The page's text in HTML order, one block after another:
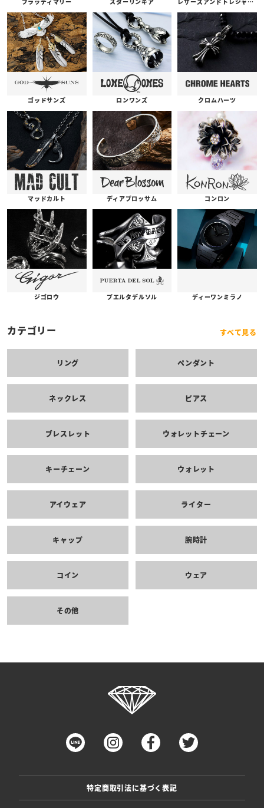
ゴッドサンズ ロンワンズ クロムハーツ
マッドカルト ディアブロッサム コンロン
ジゴロウ プエルタデルソル ディーワンミラノ
カテゴリー すべて見る
リング ペンダント
ネックレス ピアス
ブレスレット ウォレットチェーン
キーチェーン ウォレット
アイウェア ライター
キャップ 腕時計
コイン ウェア
その他
特定商取引法に基づく表記